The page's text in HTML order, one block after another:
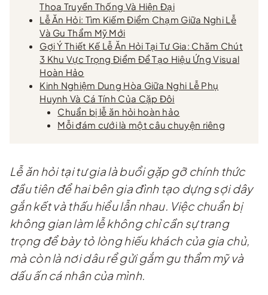
Thoa Truyền Thống Và Hiện Đại
Lễ Ăn Hỏi: Tìm Kiếm Điểm Chạm Giữa Nghi Lễ
Và Gu Thẩm Mỹ Mới
Gợi Ý Thiết Kế Lễ Ăn Hỏi Tại Tư Gia: Chăm Chút
3 Khu Vực Trọng Điểm Để Tạo Hiệu Ứng Visual
Hoàn Hảo
Kinh Nghiệm Dung Hòa Giữa Nghi Lễ Phụ
Huynh Và Cá Tính Của Cặp Đôi
Chuẩn bị lễ ăn hỏi hoàn hảo
Mỗi đám cưới là một câu chuyện riêng
Lễ ăn hỏi tại tư gia là buổi gặp gỡ chính thức
đầu tiên để hai bên gia đình tạo dựng sợi dây
gắn kết và thấu hiểu lẫn nhau. Việc chuẩn bị
không gian làm lễ không chỉ cần sự trang
trọng để bày tỏ lòng hiếu khách của gia chủ,
mà còn là nơi dâu rể gửi gắm gu thẩm mỹ và
dấu ấn cá nhân của mình.